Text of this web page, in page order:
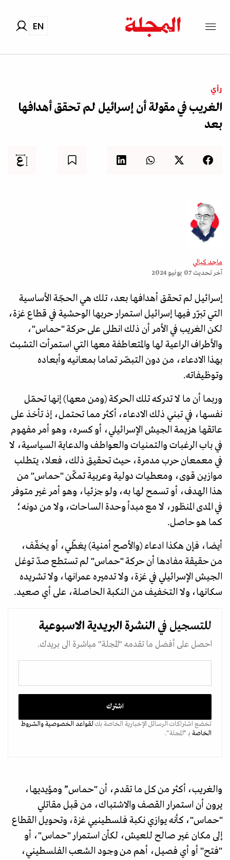
EN
رأي
الغريب في مقولة أن إسرائيل لم تحقق أهدافها
بعد
ماجد كيالي
آخر تحديث07 يونيو 2024
إسرائيل لم تحقق أهدافها بعد، تلك هي الحجّة الأساسية
التي تبرّر فيها إسرائيل استمرار حربها الوحشية في قطاع غزة،
لكن الغريب في الأمر أن ذلك انطلى على حركة "حماس"،
والأطراف الراعية لها والمتعاطفة معها التي استمرأت التشبث
بهذا الادعاء، من دون التبصّر تماما بمعانيه وأبعاده
وتوظيفاته.
وربما أن ما لا تدركه تلك الحركة (ومن معها) إنها تحمّل
نفسها، في تبني ذلك الادعاء، أكثر مما تحتمل، إذ تأخذ على
عاتقها هزيمة الجيش الإسرائيلي، أو كسره، وهو أمر مفهوم
في باب الرغبات والتمنيات والعواطف والدعاية السياسية، لا
في معمعان حرب مدمرة، حيث تحقيق ذلك، فعلا، يتطلب
موازين قوى، ومعطيات دولية وعربية تمكّن "حماس" من
هذا الهدف، أو تسمح لها به، ولو جزئيا، وهو أمر غير متوفر
في المدى المنظور، لا مع مبدأ وحدة الساحات، ولا من دونه؛
كما هو حاصل.
أيضا، فإن هكذا ادعاء (والأصح أمنية) يغطّي، أو يخفّف،
من حقيقة مفادها أن حركة "حماس" لم تستطع صدّ توغل
الجيش الإسرائيلي في غزة، ولا تدميره عمرانها، ولا تشريده
سكانها، ولا التخفيف من النكبة الحاصلة، على أي صعيد.
للتسجيل في النشرة البريدية الاسبوعية
احصل على أفضل ما تقدمه "المجلة" مباشرة الى بريدك.
تخضع اشتراكات الرسائل الإخبارية الخاصة بكلقواعد الخصوصيةوالشروط
الخاصة بـ “المجلة".
والغريب، أكثر من كل ما تقدم، أن "حماس” ومؤيديها،
يرون أن استمرار القصف والاشتباك، من قبل مقاتلي
"حماس"، كأنه يوازي نكبة فلسطينيي غزة، وتحويل القطاع
إلى مكان غير صالح للعيش، لكأن استمرار "حماس"، أو
"فتح" أو أي فصيل، أهم من وجود الشعب الفلسطيني،